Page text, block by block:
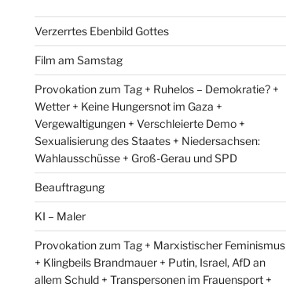
Verzerrtes Ebenbild Gottes
Film am Samstag
Provokation zum Tag + Ruhelos – Demokratie? +
Wetter + Keine Hungersnot im Gaza +
Vergewaltigungen + Verschleierte Demo +
Sexualisierung des Staates + Niedersachsen:
Wahlausschüsse + Groß-Gerau und SPD
Beauftragung
KI – Maler
Provokation zum Tag + Marxistischer Feminismus
+ Klingbeils Brandmauer + Putin, Israel, AfD an
allem Schuld + Transpersonen im Frauensport +